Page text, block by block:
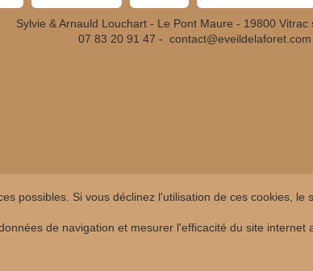
Sylvie & Arnauld Louchart - Le Pont Maure - 19800 Vitrac
07 83 20 91 47 - contact@eveildelaforet.com
possibles. Si vous déclinez l'utilisation de ces cookies, le
de navigation et mesurer l'efficacité du site internet